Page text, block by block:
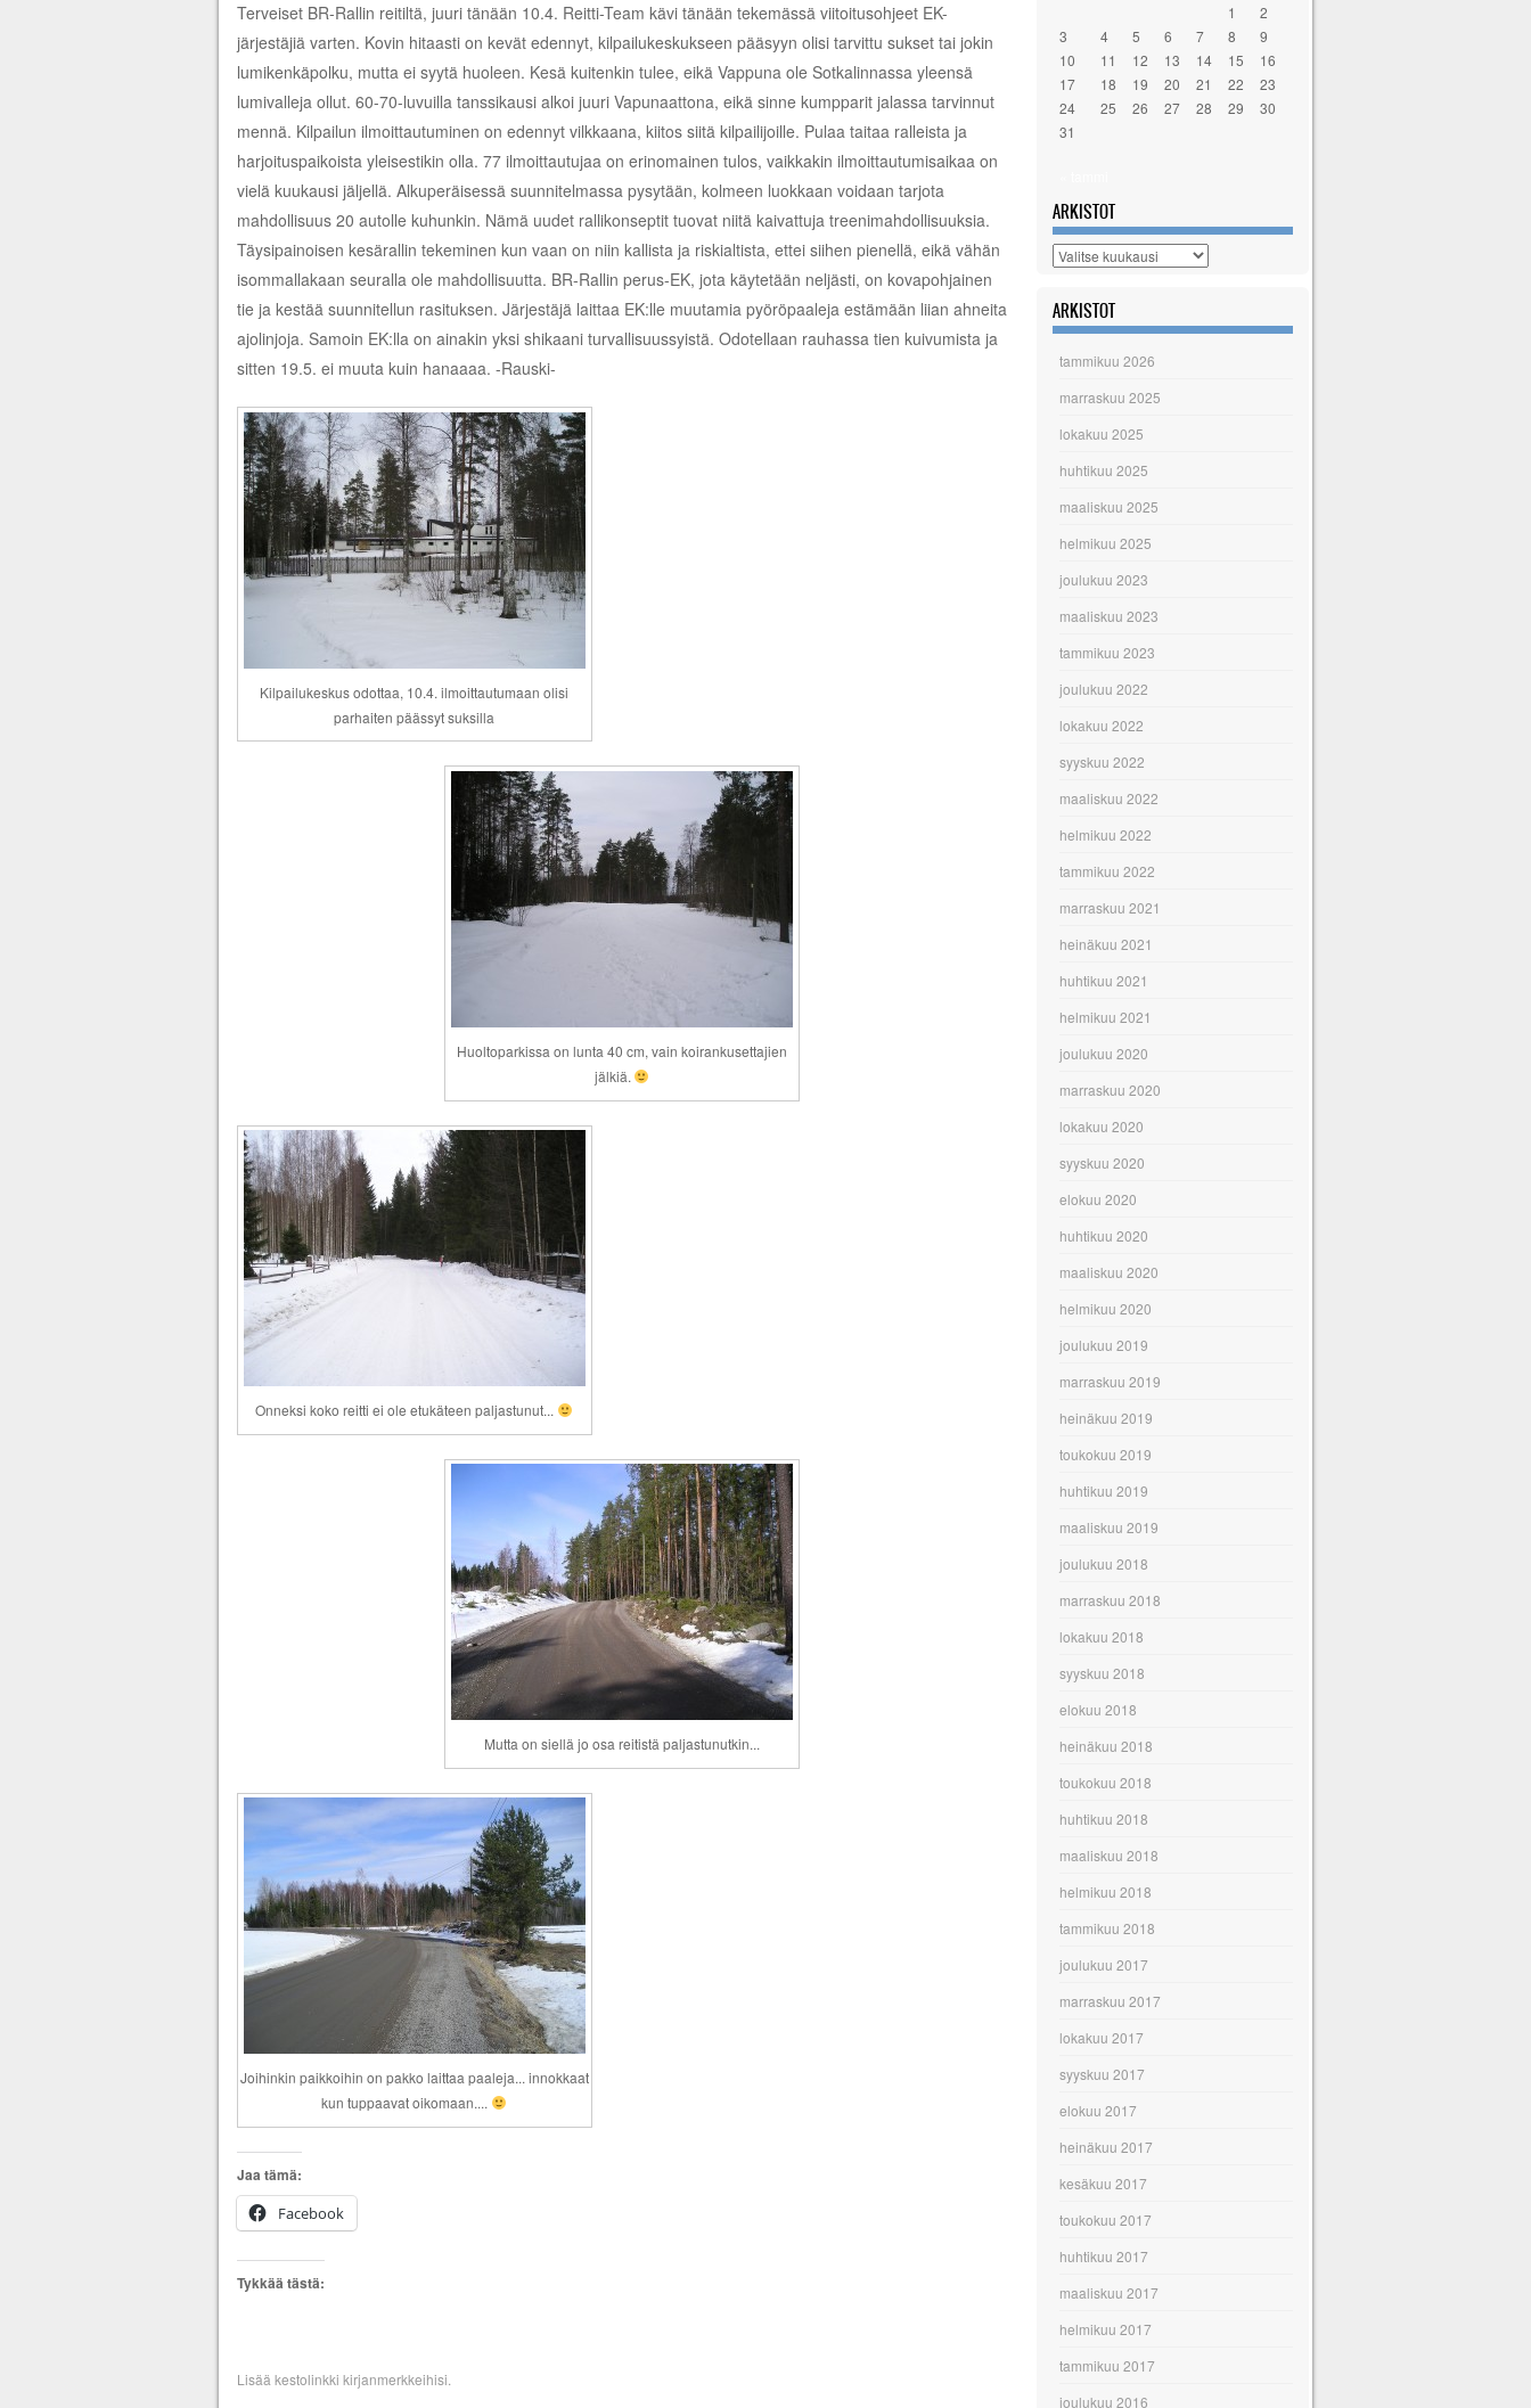
Terveiset BR-Rallin reitiltä, juuri tänään 10.4. Reitti-Team kävi tänään tekemässä viitoitusohjeet EK-
järjestäjiä varten. Kovin hitaasti on kevät edennyt, kilpailukeskukseen pääsyyn olisi tarvittu sukset tai jokin
lumikenkäpolku, mutta ei syytä huoleen. Kesä kuitenkin tulee, eikä Vappuna ole Sotkalinnassa yleensä
lumivalleja ollut. 60-70-luvuilla tanssikausi alkoi juuri Vapunaattona, eikä sinne kumpparit jalassa tarvinnut
mennä. Kilpailun ilmoittautuminen on edennyt vilkkaana, kiitos siitä kilpailijoille. Pulaa taitaa ralleista ja
harjoituspaikoista yleisestikin olla. 77 ilmoittautujaa on erinomainen tulos, vaikkakin ilmoittautumisaikaa on
vielä kuukausi jäljellä. Alkuperäisessä suunnitelmassa pysytään, kolmeen luokkaan voidaan tarjota
mahdollisuus 20 autolle kuhunkin. Nämä uudet rallikonseptit tuovat niitä kaivattuja treenimahdollisuuksia.
Täysipainoisen kesärallin tekeminen kun vaan on niin kallista ja riskialtista, ettei siihen pienellä, eikä vähän
isommallakaan seuralla ole mahdollisuutta. BR-Rallin perus-EK, jota käytetään neljästi, on kovapohjainen
tie ja kestää suunnitellun rasituksen. Järjestäjä laittaa EK:lle muutamia pyöröpaaleja estämään liian ahneita
ajolinjoja. Samoin EK:lla on ainakin yksi shikaani turvallisuussyistä. Odotellaan rauhassa tien kuivumista ja
sitten 19.5. ei muuta kuin hanaaaa. -Rauski-
Kilpailukeskus odottaa, 10.4. ilmoittautumaan olisi
parhaiten päässyt suksilla
Huoltoparkissa on lunta 40 cm, vain koirankusettajien
jälkiä.
Onneksi koko reitti ei ole etukäteen paljastunut...
Mutta on siellä jo osa reitistä paljastunutkin...
Joihinkin paikkoihin on pakko laittaa paaleja... innokkaat
kun tuppaavat oikomaan....
Jaa tämä:
Facebook
Tykkää tästä:
Lisää kestolinkki kirjanmerkkeihisi.
1
2
3
4 5 6 7 8
9
10
11 12 13 14 15
16
17
18 19 20 21 22
23
24
25 26 27 28 29
30
31
ARKISTOT
Arkistot
ARKISTOT
tammikuu 2026
marraskuu 2025
lokakuu 2025
huhtikuu 2025
maaliskuu 2025
helmikuu 2025
joulukuu 2023
maaliskuu 2023
tammikuu 2023
joulukuu 2022
lokakuu 2022
syyskuu 2022
maaliskuu 2022
helmikuu 2022
tammikuu 2022
marraskuu 2021
heinäkuu 2021
huhtikuu 2021
helmikuu 2021
joulukuu 2020
marraskuu 2020
lokakuu 2020
syyskuu 2020
elokuu 2020
huhtikuu 2020
maaliskuu 2020
helmikuu 2020
joulukuu 2019
marraskuu 2019
heinäkuu 2019
toukokuu 2019
huhtikuu 2019
maaliskuu 2019
joulukuu 2018
marraskuu 2018
lokakuu 2018
syyskuu 2018
elokuu 2018
heinäkuu 2018
toukokuu 2018
huhtikuu 2018
maaliskuu 2018
helmikuu 2018
tammikuu 2018
joulukuu 2017
marraskuu 2017
lokakuu 2017
syyskuu 2017
elokuu 2017
heinäkuu 2017
kesäkuu 2017
toukokuu 2017
huhtikuu 2017
maaliskuu 2017
helmikuu 2017
tammikuu 2017
joulukuu 2016